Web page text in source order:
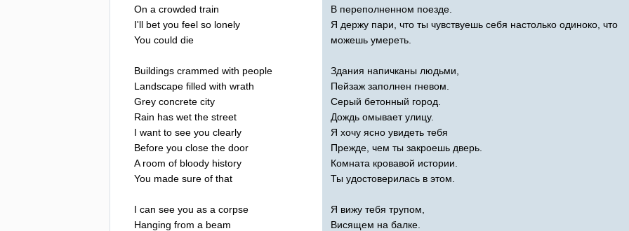
On a crowded train
I'll bet you feel so lonely
You could die
Buildings crammed with people
Landscape filled with wrath
Grey concrete city
Rain has wet the street
I want to see you clearly
Before you close the door
A room of bloody history
You made sure of that
I can see you as a corpse
Hanging from a beam
В переполненном поезде.
Я держу пари, что ты чувствуешь себя настолько одиноко, что
можешь умереть.
Здания напичканы людьми,
Пейзаж заполнен гневом.
Серый бетонный город.
Дождь омывает улицу.
Я хочу ясно увидеть тебя
Прежде, чем ты закроешь дверь.
Комната кровавой истории.
Ты удостоверилась в этом.
Я вижу тебя трупом,
Висящем на балке.